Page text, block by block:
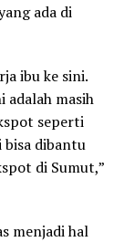
ada di
ibu ke sini.
adalah masih
seperti
bisa dibantu
di Sumut,”
menjadi hal